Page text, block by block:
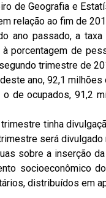
de Geografia e
relação ao fim de
ano passado, a
porcentagem de
trimestre de
ano, 92,1
de ocupados, 91,2
tinha
será
sobre a inserção
socioeconômico
distribuídos em